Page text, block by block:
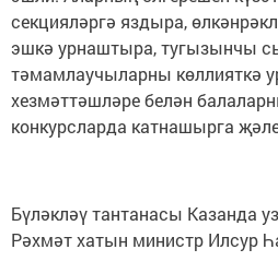
секцияләргә яздыра,
эшкә урнаштыра, тугызынчы
тәмамлаучыларны көллияткә
хезмәттәшләре белән
конкурсларда катнашырга
Бүләкләү тантанасы Казанда
Рәхмәт хатын министр Илсур